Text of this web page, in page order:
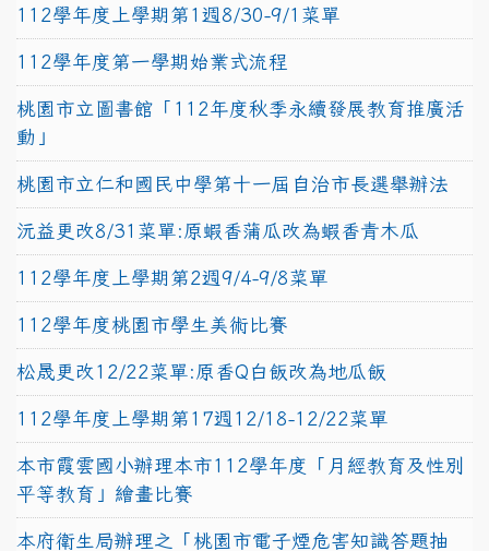
112學年度上學期第1週8/30-9/1菜單
112學年度第一學期始業式流程
桃園市立圖書館「112年度秋季永續發展教育推廣活
動」
桃園市立仁和國民中學第十一屆自治市長選舉辦法
沅益更改8/31菜單:原蝦香蒲瓜改為蝦香青木瓜
112學年度上學期第2週9/4-9/8菜單
112學年度桃園市學生美術比賽
松晟更改12/22菜單:原香Q白飯改為地瓜飯
112學年度上學期第17週12/18-12/22菜單
本市霞雲國小辦理本市112學年度「月經教育及性別
平等教育」繪畫比賽
本府衛生局辦理之「桃園市電子煙危害知識答題抽